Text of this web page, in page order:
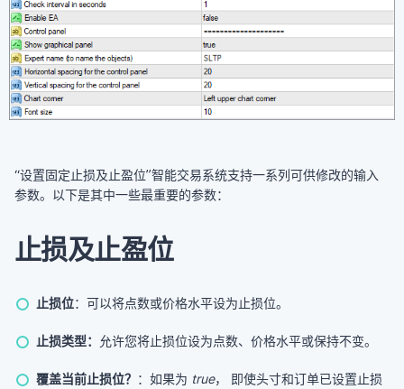
“设置固定止损及止盈位”智能交易系统支持一系列可供修改的输入
参数。以下是其中一些最重要的参数：
止损及止盈位
止损位：可以将点数或价格水平设为止损位。
止损类型： 允许您将止损位设为点数、价格水平或保持不变。
覆盖当前止损位？ ：如果为 true， 即使头寸和订单已设置止损